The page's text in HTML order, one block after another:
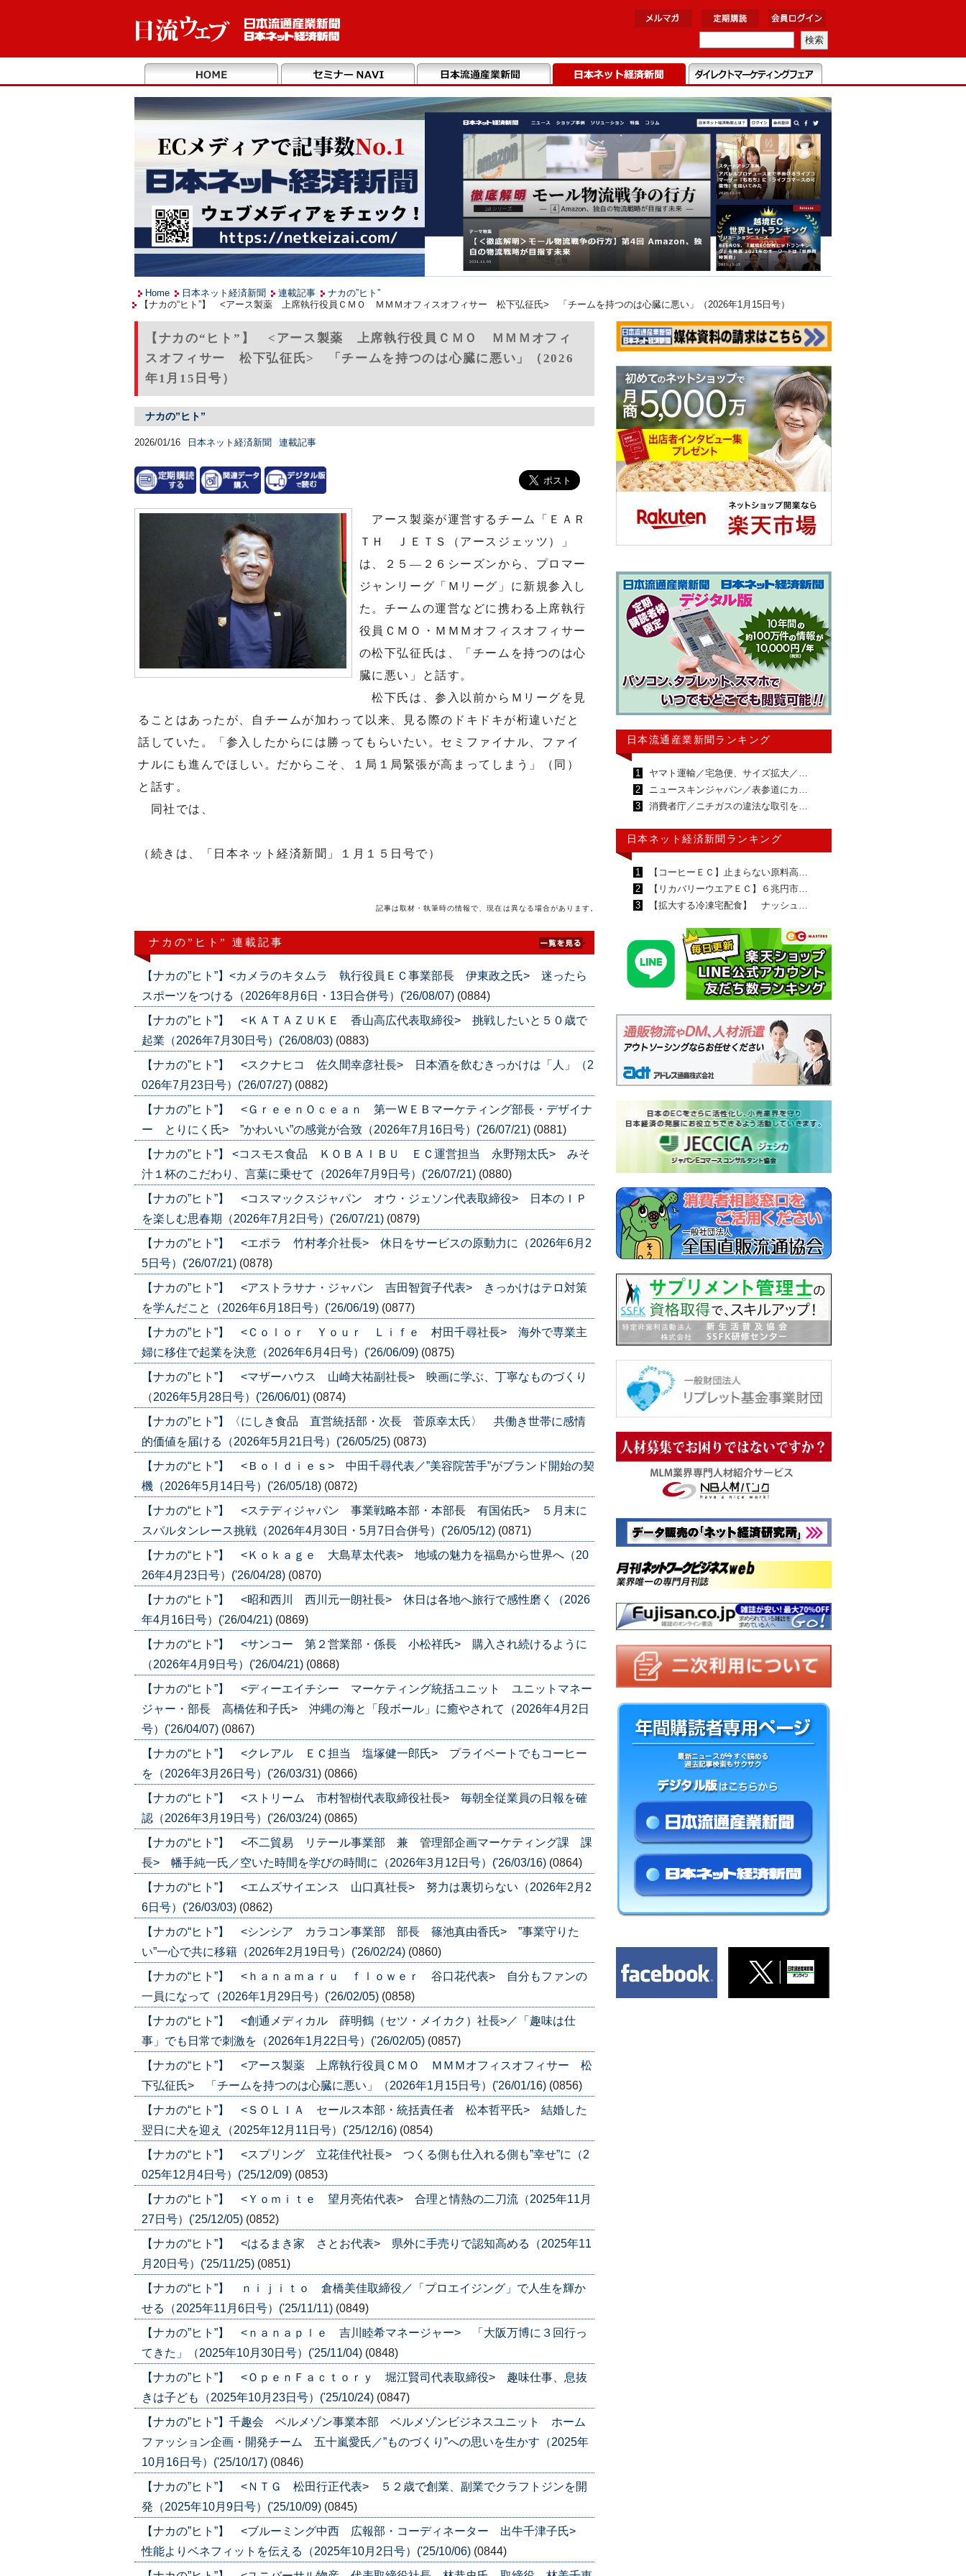
Home 日本ネット経済新聞 連載記事
ナカの”ヒト”
【ナカの“ヒト”】 <アース製薬 上席執行役員ＣＭＯ ＭＭＭオフィスオフィサー 松下弘征氏> 「チームを持つのは心臓に悪い」（2026年1月15日号）
【ナカの“ヒト”】 <アース製薬 上席執行役員ＣＭＯ ＭＭＭオフィ
スオフィサー 松下弘征氏> 「チームを持つのは心臓に悪い」（2026
年1月15日号）
ナカの”ヒト”
2026/01/16 日本ネット経済新聞 連載記事
アース製薬が運営するチーム「ＥＡＲ
ＴＨ ＪＥＴＳ（アースジェッツ）」
は、２５―２６シーズンから、プロマー
ジャンリーグ「Ｍリーグ」に新規参入し
た。チームの運営などに携わる上席執行
役員ＣＭＯ・ＭＭＭオフィスオフィサー
の松下弘征氏は、「チームを持つのは心
臓に悪い」と話す。
松下氏は、参入以前からＭリーグを見
ることはあったが、自チームが加わって以来、見る際のドキドキが桁違いだと
話していた。「参入したからには勝ってもらいたい。セミファイナル、ファイ
ナルにも進んでほしい。だからこそ、１局１局緊張が高まってしまう」（同）
と話す。
同社では、
（続きは、「日本ネット経済新聞」１月１５日号で）
記事は取材・執筆時の情報で、現在は異なる場合があります。
ナカの”ヒト” 連載記事
【ナカの”ヒト”】<カメラのキタムラ 執行役員ＥＣ事業部長 伊東政之氏> 迷ったら
スポーツをつける（2026年8月6日・13日合併号）('26/08/07) (0884)
【ナカの”ヒト”】 <ＫＡＴＡＺＵＫＥ 香山高広代表取締役> 挑戦したいと５０歳で
起業（2026年7月30日号）('26/08/03) (0883)
【ナカの”ヒト”】 <スクナヒコ 佐久間幸彦社長> 日本酒を飲むきっかけは「人」（2
026年7月23日号）('26/07/27) (0882)
【ナカの”ヒト”】 <ＧｒｅｅｎＯｃｅａｎ 第一ＷＥＢマーケティング部長・デザイナ
ー とりにく氏> ”かわいい”の感覚が合致（2026年7月16日号）('26/07/21) (0881)
【ナカの”ヒト”】 <コスモス食品 ＫＯＢＡＩＢＵ ＥＣ運営担当 永野翔太氏> みそ
汁１杯のこだわり、言葉に乗せて（2026年7月9日号）('26/07/21) (0880)
【ナカの”ヒト”】 <コスマックスジャパン オウ・ジェソン代表取締役> 日本のＩＰ
を楽しむ思春期（2026年7月2日号）('26/07/21) (0879)
【ナカの”ヒト”】 <エポラ 竹村孝介社長> 休日をサービスの原動力に（2026年6月2
5日号）('26/07/21) (0878)
【ナカの”ヒト”】 <アストラサナ・ジャパン 吉田智賀子代表> きっかけはテロ対策
を学んだこと（2026年6月18日号）('26/06/19) (0877)
【ナカの”ヒト”】 <Ｃｏｌｏｒ Ｙｏｕｒ Ｌｉｆｅ 村田千尋社長> 海外で専業主
婦に移住で起業を決意（2026年6月4日号）('26/06/09) (0875)
【ナカの”ヒト”】 <マザーハウス 山崎大祐副社長> 映画に学ぶ、丁寧なものづくり
（2026年5月28日号）('26/06/01) (0874)
【ナカの”ヒト”】〈にしき食品 直営統括部・次長 菅原幸太氏〉 共働き世帯に感情
的価値を届ける（2026年5月21日号）('26/05/25) (0873)
【ナカの“ヒト”】 <Ｂｏｌｄｉｅｓ> 中田千尋代表／”美容院苦手”がブランド開始の契
機（2026年5月14日号）('26/05/18) (0872)
【ナカの“ヒト”】 <ステディジャパン 事業戦略本部・本部長 有国佑氏> ５月末に
スパルタンレース挑戦（2026年4月30日・5月7日合併号）('26/05/12) (0871)
【ナカの“ヒト”】 <Ｋｏｋａｇｅ 大島草太代表> 地域の魅力を福島から世界へ（20
26年4月23日号）('26/04/28) (0870)
【ナカの“ヒト”】 <昭和西川 西川元一朗社長> 休日は各地へ旅行で感性磨く（2026
年4月16日号）('26/04/21) (0869)
【ナカの“ヒト”】 <サンコー 第２営業部・係長 小松祥氏> 購入され続けるように
（2026年4月9日号）('26/04/21) (0868)
【ナカの“ヒト”】 <ディーエイチシー マーケティング統括ユニット ユニットマネー
ジャー・部長 高橋佐和子氏> 沖縄の海と「段ボール」に癒やされて（2026年4月2日
号）('26/04/07) (0867)
【ナカの“ヒト”】 <クレアル ＥＣ担当 塩塚健一郎氏> プライベートでもコーヒー
を（2026年3月26日号）('26/03/31) (0866)
【ナカの“ヒト”】 <ストリーム 市村智樹代表取締役社長> 毎朝全従業員の日報を確
認（2026年3月19日号）('26/03/24) (0865)
【ナカの“ヒト”】 <不二貿易 リテール事業部 兼 管理部企画マーケティング課 課
長> 幡手純一氏／空いた時間を学びの時間に（2026年3月12日号）('26/03/16) (0864)
【ナカの“ヒト”】 <エムズサイエンス 山口真社長> 努力は裏切らない（2026年2月2
6日号）('26/03/03) (0862)
【ナカの“ヒト”】 <シンシア カラコン事業部 部長 篠池真由香氏> ”事業守りた
い”一心で共に移籍（2026年2月19日号）('26/02/24) (0860)
【ナカの“ヒト”】 <ｈａｎａｍａｒｕ ｆｌｏｗｅｒ 谷口花代表> 自分もファンの
一員になって（2026年1月29日号）('26/02/05) (0858)
【ナカの“ヒト”】 <創通メディカル 薛明鶴（セツ・メイカク）社長>／「趣味は仕
事」でも日常で刺激を（2026年1月22日号）('26/02/05) (0857)
【ナカの“ヒト”】 <アース製薬 上席執行役員ＣＭＯ ＭＭＭオフィスオフィサー 松
下弘征氏> 「チームを持つのは心臓に悪い」（2026年1月15日号）('26/01/16) (0856)
【ナカの“ヒト”】 <ＳＯＬＩＡ セールス本部・統括責任者 松本哲平氏> 結婚した
翌日に犬を迎え（2025年12月11日号）('25/12/16) (0854)
【ナカの“ヒト”】 <スプリング 立花佳代社長> つくる側も仕入れる側も”幸せ”に（2
025年12月4日号）('25/12/09) (0853)
【ナカの“ヒト”】 <Ｙｏｍｉｔｅ 望月亮佑代表> 合理と情熱の二刀流（2025年11月
27日号）('25/12/05) (0852)
【ナカの“ヒト”】 <はるまき家 さとお代表> 県外に手売りで認知高める（2025年11
月20日号）('25/11/25) (0851)
【ナカの“ヒト”】 ｎｉｊｉｔｏ 倉橋美佳取締役／「プロエイジング」で人生を輝か
せる（2025年11月6日号）('25/11/11) (0849)
【ナカの”ヒト”】 <ｎａｎａｐｌｅ 吉川睦希マネージャー> 「大阪万博に３回行っ
てきた」（2025年10月30日号）('25/11/04) (0848)
【ナカの”ヒト”】 <ＯｐｅｎＦａｃｔｏｒｙ 堀江賢司代表取締役> 趣味仕事、息抜
きは子ども（2025年10月23日号）('25/10/24) (0847)
【ナカの”ヒト”】千趣会 ベルメゾン事業本部 ベルメゾンビジネスユニット ホーム
ファッション企画・開発チーム 五十嵐愛氏／”ものづくり”への思いを生かす（2025年
10月16日号）('25/10/17) (0846)
【ナカの”ヒト”】 <ＮＴＧ 松田行正代表> ５２歳で創業、副業でクラフトジンを開
発（2025年10月9日号）('25/10/09) (0845)
【ナカの”ヒト”】 <ブルーミング中西 広報部・コーディネーター 出牛千津子氏>
性能よりベネフィットを伝える（2025年10月2日号）('25/10/06) (0844)
日本流通産業新聞ランキング
1
ヤマト運輸／宅急便、サイズ拡大／…
2
ニュースキンジャパン／表参道にカ…
3
消費者庁／ニチガスの違法な取引を…
日本ネット経済新聞ランキング
1
【コーヒーＥＣ】止まらない原料高…
2
【リカバリーウエアＥＣ】６兆円市…
3
【拡大する冷凍宅配食】 ナッシュ…